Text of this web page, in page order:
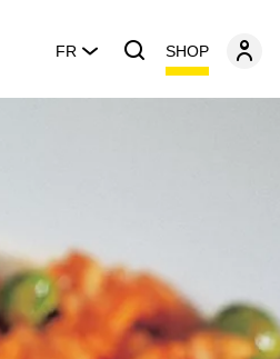
FR SHOP